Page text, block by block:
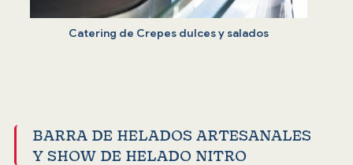
Catering de Crepes dulces y salados
BARRA DE HELADOS ARTESANALES
Y SHOW DE HELADO NITRO